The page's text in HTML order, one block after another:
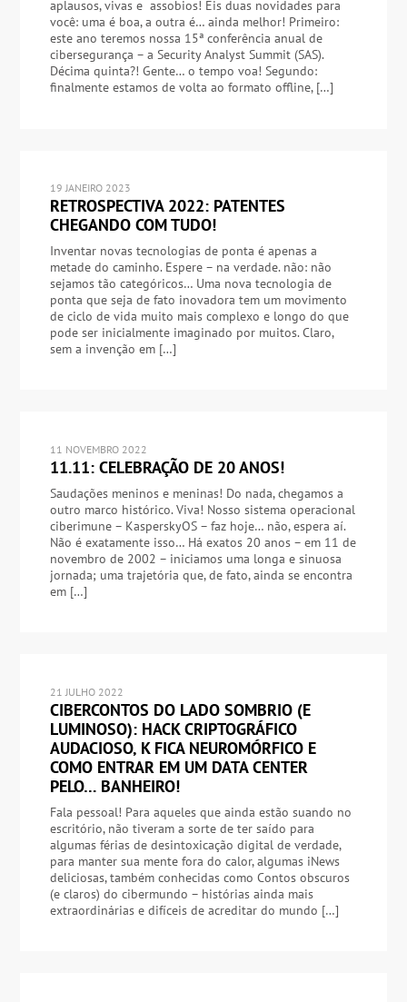
aplausos, vivas e assobios! Eis duas novidades para
você: uma é boa, a outra é… ainda melhor! Primeiro:
este ano teremos nossa 15ª conferência anual de
cibersegurança – a Security Analyst Summit (SAS).
Décima quinta?! Gente… o tempo voa! Segundo:
finalmente estamos de volta ao formato offline, […]
19 JANEIRO 2023
RETROSPECTIVA 2022: PATENTES
CHEGANDO COM TUDO!
Inventar novas tecnologias de ponta é apenas a
metade do caminho. Espere – na verdade. não: não
sejamos tão categóricos… Uma nova tecnologia de
ponta que seja de fato inovadora tem um movimento
de ciclo de vida muito mais complexo e longo do que
pode ser inicialmente imaginado por muitos. Claro,
sem a invenção em […]
11 NOVEMBRO 2022
11.11: CELEBRAÇÃO DE 20 ANOS!
Saudações meninos e meninas! Do nada, chegamos a
outro marco histórico. Viva! Nosso sistema operacional
ciberimune – KasperskyOS – faz hoje… não, espera aí.
Não é exatamente isso… Há exatos 20 anos – em 11 de
novembro de 2002 – iniciamos uma longa e sinuosa
jornada; uma trajetória que, de fato, ainda se encontra
em […]
21 JULHO 2022
CIBERCONTOS DO LADO SOMBRIO (E
LUMINOSO): HACK CRIPTOGRÁFICO
AUDACIOSO, K FICA NEUROMÓRFICO E
COMO ENTRAR EM UM DATA CENTER
PELO… BANHEIRO!
Fala pessoal! Para aqueles que ainda estão suando no
escritório, não tiveram a sorte de ter saído para
algumas férias de desintoxicação digital de verdade,
para manter sua mente fora do calor, algumas iNews
deliciosas, também conhecidas como Contos obscuros
(e claros) do cibermundo – histórias ainda mais
extraordinárias e difíceis de acreditar do mundo […]